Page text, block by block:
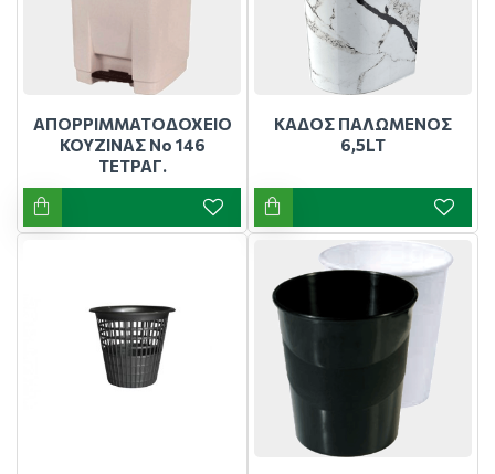
ΑΠΟΡΡΙΜΜΑΤΟΔΟΧΕΙΟ
ΚΟΥΖΙΝΑΣ Νο 146
ΤΕΤΡΑΓ.
ΚΑΔΟΣ ΠΑΛΩΜΕΝΟΣ
6,5LT